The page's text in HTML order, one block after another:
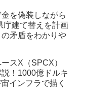
金を偽装しながら
庁建て替えを計画
矛盾をわかりや
スX（SPCX）
！1000億ドルキ
インフラで描く